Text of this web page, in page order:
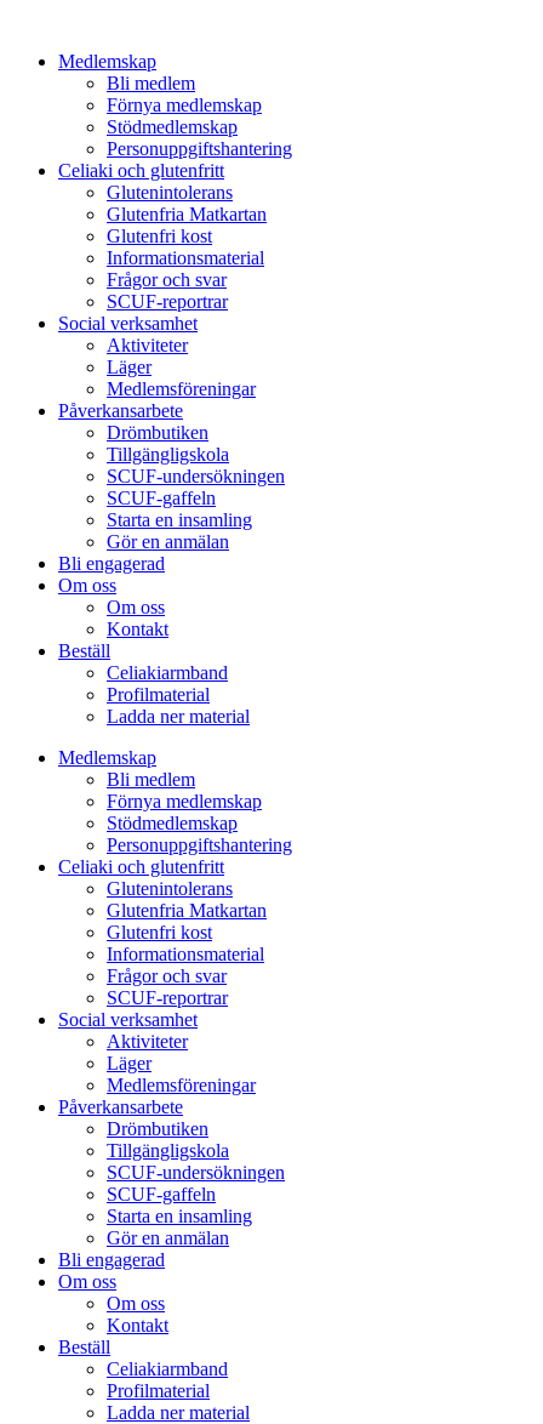
Medlemskap
Bli medlem
Förnya medlemskap
Stödmedlemskap
Personuppgiftshantering
Celiaki och glutenfritt
Glutenintolerans
Glutenfria Matkartan
Glutenfri kost
Informationsmaterial
Frågor och svar
SCUF-reportrar
Social verksamhet
Aktiviteter
Läger
Medlemsföreningar
Påverkansarbete
Drömbutiken
Tillgängligskola
SCUF-undersökningen
SCUF-gaffeln
Starta en insamling
Gör en anmälan
Bli engagerad
Om oss
Om oss
Kontakt
Beställ
Celiakiarmband
Profilmaterial
Ladda ner material
Medlemskap
Bli medlem
Förnya medlemskap
Stödmedlemskap
Personuppgiftshantering
Celiaki och glutenfritt
Glutenintolerans
Glutenfria Matkartan
Glutenfri kost
Informationsmaterial
Frågor och svar
SCUF-reportrar
Social verksamhet
Aktiviteter
Läger
Medlemsföreningar
Påverkansarbete
Drömbutiken
Tillgängligskola
SCUF-undersökningen
SCUF-gaffeln
Starta en insamling
Gör en anmälan
Bli engagerad
Om oss
Om oss
Kontakt
Beställ
Celiakiarmband
Profilmaterial
Ladda ner material